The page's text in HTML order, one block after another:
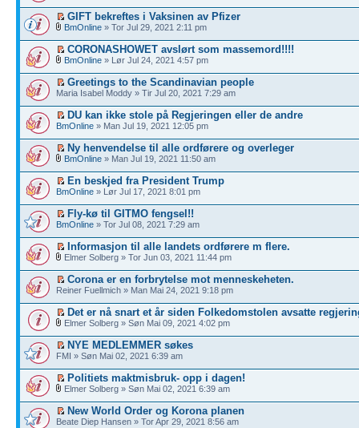
GIFT bekreftes i Vaksinen av Pfizer
BmOnline » Tor Jul 29, 2021 2:11 pm
CORONASHOWET avslørt som massemord!!!!
BmOnline » Lør Jul 24, 2021 4:57 pm
Greetings to the Scandinavian people
Maria Isabel Moddy » Tir Jul 20, 2021 7:29 am
DU kan ikke stole på Regjeringen eller de andre
BmOnline » Man Jul 19, 2021 12:05 pm
Ny henvendelse til alle ordførere og overleger
BmOnline » Man Jul 19, 2021 11:50 am
En beskjed fra President Trump
BmOnline » Lør Jul 17, 2021 8:01 pm
Fly-kø til GITMO fengsel!!
BmOnline » Tor Jul 08, 2021 7:29 am
Informasjon til alle landets ordførere m flere.
Elmer Solberg » Tor Jun 03, 2021 11:44 pm
Corona er en forbrytelse mot menneskeheten.
Reiner Fuellmich » Man Mai 24, 2021 9:18 pm
Det er nå snart et år siden Folkedomstolen avsatte
Elmer Solberg » Søn Mai 09, 2021 4:02 pm
NYE MEDLEMMER søkes
FMI » Søn Mai 02, 2021 6:39 am
Politiets maktmisbruk- opp i dagen!
Elmer Solberg » Søn Mai 02, 2021 6:39 am
New World Order og Korona planen
Beate Diep Hansen » Tor Apr 29, 2021 8:56 am